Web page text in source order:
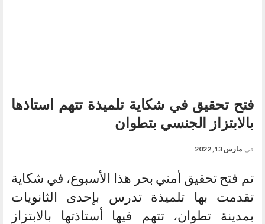
فتح تحقيق في شكاية تلميذة تتهم استاذها
بالابتزاز الجنسي بتطوان
في مارس 13, 2022
تم فتح تحقيق أمني بحر هذا الأسبوع، في شكاية
تقدمت بها تلميذة تدرس بإحدى الثانويات
بمدينة تطوان، تتهم فيها أستاذتها بالابتزاز